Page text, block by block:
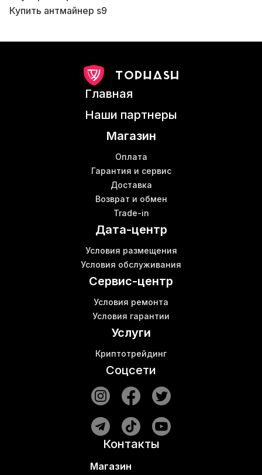
Купить антмайнер s9
Ks3
Antminer t17 цена
Антмайнер s15 купить
Купить асики в Украине
Bitmain antminer s19
Машинки для майнинга цена
Оборудование для фермы майнинг
Шумоизоляция для асиков
Bitmain antminer s17 pro цена
Главная
Наши партнеры
Магазин
Оплата
Гарантия и сервис
Доставка
Возврат и обмен
Trade-in
Дата-центр
Условия размещения
Условия обслуживания
Сервис-центр
Условия ремонта
Условия гарантии
Услуги
Криптотрейдинг
Соцсети
Контакты
Магазин